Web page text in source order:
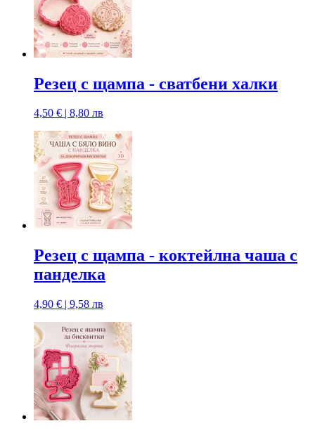
Резец с щампa - сватбени халки
4,50 € | 8,80 лв
Резец с щампa - коктейлна чаша с
панделка
4,90 € | 9,58 лв